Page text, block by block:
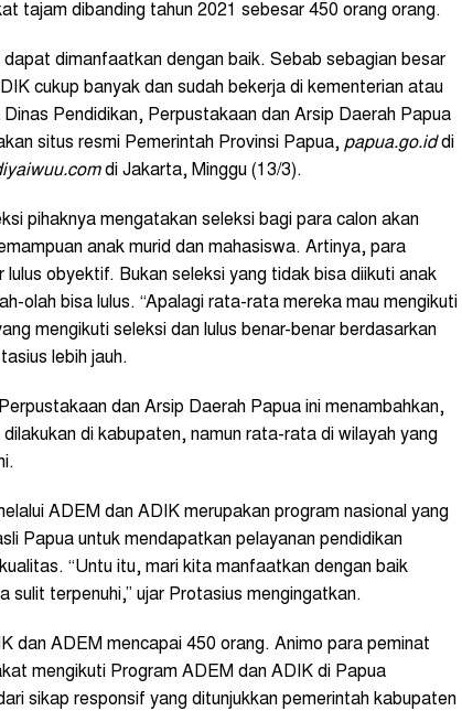
tajam dibanding tahun 2021 sebesar 450 orang orang.
dimanfaatkan dengan baik. Sebab sebagian besar
cukup banyak dan sudah bekerja di kementerian atau
Pendidikan, Perpustakaan dan Arsip Daerah Papua
situs resmi Pemerintah Provinsi Papua, papua.go.iddi
di Jakarta, Minggu (13/3).
pihaknya mengatakan seleksi bagi para calon akan
anak murid dan mahasiswa. Artinya, para
obyektif. Bukan seleksi yang tidak bisa diikuti anak
olah bisa lulus. “Apalagi rata-rata mereka mau mengikuti
mengikuti seleksi dan lulus benar-benar berdasarkan
lebih jauh.
dan Arsip Daerah Papua ini menambahkan,
di kabupaten, namun rata-rata di wilayah yang
ADEM dan ADIK merupakan program nasional yang
Papua untuk mendapatkan pelayanan pendidikan
“Untu itu, mari kita manfaatkan dengan baik
sulit terpenuhi,” ujar Protasius mengingatkan.
dan ADEM mencapai 450 orang. Animo para peminat
mengikuti Program ADEM dan ADIK di Papua
sikap responsif yang ditunjukkan pemerintah kabupaten